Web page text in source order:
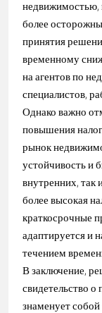
недвижимостью,
более
принятия
временному
на агентов по
специалистов,
Однако важно
повышения
рынок
устойчивость и
внутренних,
более высокая
краткосрочные
адаптируется и
течением
В заключение,
свидетельство
знаменует